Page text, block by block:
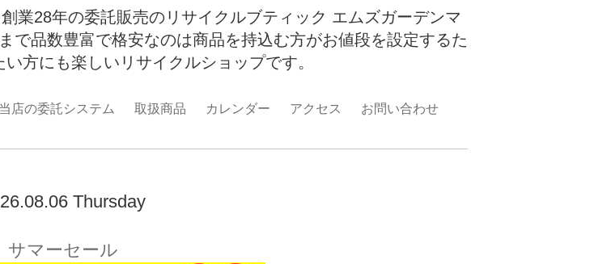
業28年の委託販売のリサイクルブティック エムズガーデンマ
で品数豊富で格安なのは商品を持込む方がお値段を設定するた
方にも楽しいリサイクルショップです。
当店の委託システム 取扱商品 カレンダー アクセス お問い合わせ
Thursday
サマーセール